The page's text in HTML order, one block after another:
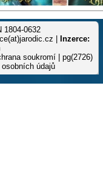
1804-0632
|
Inzerce:
soukromí | pg(2726)
údajů